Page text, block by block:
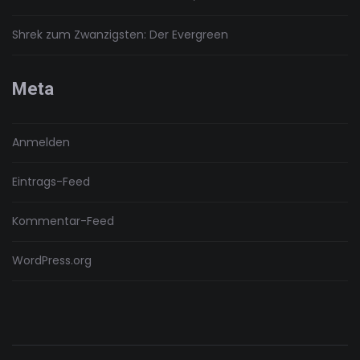
Shrek zum Zwanzigsten: Der Evergreen
Meta
Anmelden
Eintrags-Feed
Kommentar-Feed
WordPress.org